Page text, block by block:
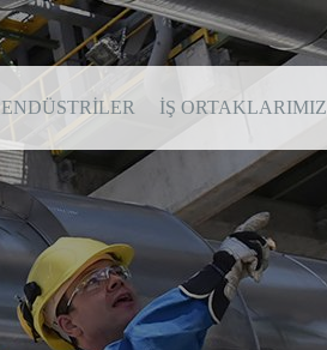
ENDÜSTRILER İŞ ORTAKLARIMIZ